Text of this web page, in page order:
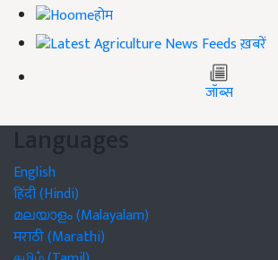
होम
ख़बरें
जॉब्स
Languages
English
हिंदी (Hindi)
മലയാളം (Malayalam)
मराठी (Marathi)